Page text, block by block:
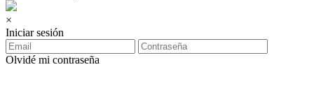
×
Iniciar sesión
Olvidé mi contraseña